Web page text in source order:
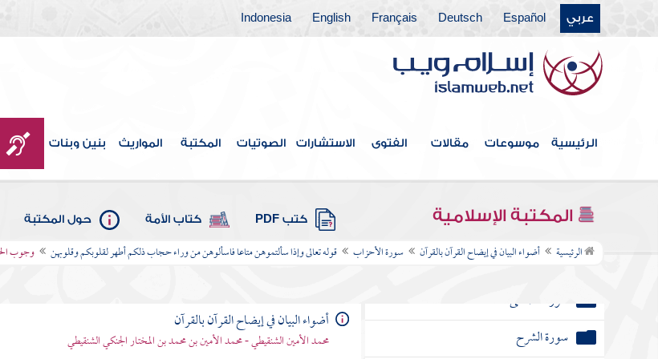
عربي Español
Deutsch
Français
English
Indonesia
الرئيسية موسوعات مقالات الفتوى الاستشارات الصوتيات المكتبة المواريث بنين وبنات
المكتبة الإسلامية كتب PDF كتاب الأمة حول المكتبة
الرئيسية أضواء البيان في إيضاح القرآن بالقرآن سورة الأحزاب قوله تعالى وإذا سألتموهن متاعا فاسألوهن من وراء حجاب ذلكم أطهر لقلوبكم وقلوبهن وجوب
سورة الطارق
سورة الأعلى
سورة الفجر
سورة الشمس
سورة الليل
سورة الضحى
سورة الشرح
أضواء البيان في إيضاح القرآن بالقرآن
محمد الأمين الشنقيطي - محمد الأمين بن محمد بن المختار الجنكي الشنقيطي